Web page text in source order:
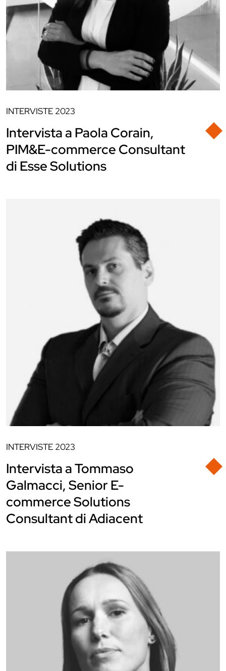
INTERVISTE 2023
Intervista a Paola Corain,
PIM&E-commerce Consultant
di Esse Solutions
INTERVISTE 2023
Intervista a Tommaso
Galmacci, Senior E-
commerce Solutions
Consultant di Adiacent